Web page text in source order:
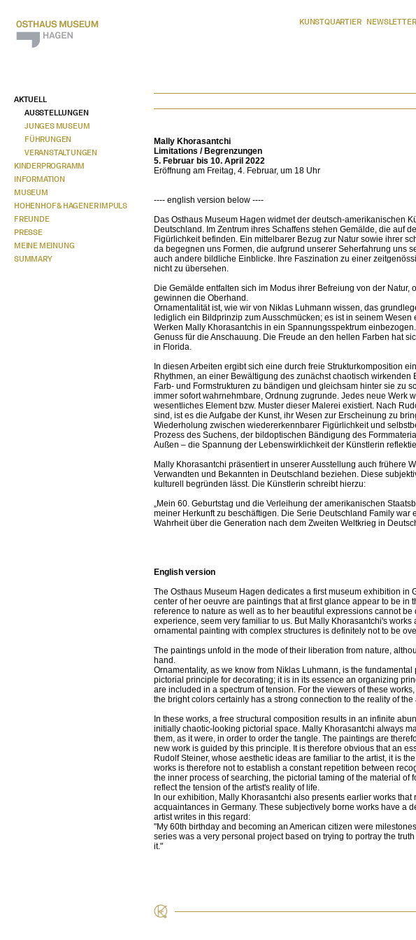
KUNSTQUARTIER NEWSLETTER
AKTUELL
AUSSTELLUNGEN
JUNGES MUSEUM
FÜHRUNGEN
VERANSTALTUNGEN
KINDERPROGRAMM
INFORMATION
MUSEUM
HOHENHOF & HAGENER IMPULS
FREUNDE
PRESSE
MEINE MEINUNG
SUMMARY
Mally Khorasantchi
Limitations / Begrenzungen
5. Februar bis 10. April 2022
Eröffnung am Freitag, 4. Februar, um 18 Uhr
---- english version below ----
Das Osthaus Museum Hagen widmet der deutsch-amerikanischen
Deutschland. Im Zentrum ihres Schaffens stehen Gemälde, die auf
Figürlichkeit befinden. Ein mittelbarer Bezug zur Natur sowie ihrer
da begegnen uns Formen, die aufgrund unserer Seherfahrung uns
auch andere bildliche Einblicke. Ihre Faszination zu einer
nicht zu übersehen.
Die Gemälde entfalten sich im Modus ihrer Befreiung von der
gewinnen die Oberhand.
Ornamentalität ist, wie wir von Niklas Luhmann wissen, das
lediglich ein Bildprinzip zum Ausschmücken; es ist in seinem
Werken Mally Khorasantchis in ein Spannungsspektrum
Genuss für die Anschauung. Die Freude an den hellen Farben hat
in Florida.
In diesen Arbeiten ergibt sich eine durch freie Strukturkomposition
Rhythmen, an einer Bewältigung des zunächst chaotisch
Farb- und Formstrukturen zu bändigen und gleichsam hinter sie zu
immer sofort wahrnehmbare, Ordnung zugrunde. Jedes neue Werk
wesentliches Element bzw. Muster dieser Malerei existiert. Nach
sind, ist es die Aufgabe der Kunst, ihr Wesen zur Erscheinung zu
Wiederholung zwischen wiedererkennbarer Figürlichkeit und
Prozess des Suchens, der bildoptischen Bändigung des
Außen – die Spannung der Lebenswirklichkeit der Künstlerin
Mally Khorasantchi präsentiert in unserer Ausstellung auch frühere
Verwandten und Bekannten in Deutschland beziehen. Diese
kulturell begründen lässt. Die Künstlerin schreibt hierzu:
„Mein 60. Geburtstag und die Verleihung der amerikanischen
meiner Herkunft zu beschäftigen. Die Serie Deutschland Family
Wahrheit über die Generation nach dem Zweiten Weltkrieg in
English version
The Osthaus Museum Hagen dedicates a first museum exhibition in
center of her oeuvre are paintings that at first glance appear to be
reference to nature as well as to her beautiful expressions cannot
experience, seem very familiar to us. But Mally Khorasantchi's
ornamental painting with complex structures is definitely not to be
The paintings unfold in the mode of their liberation from nature,
hand.
Ornamentality, as we know from Niklas Luhmann, is the
pictorial principle for decorating; it is in its essence an organizing
are included in a spectrum of tension. For the viewers of these
the bright colors certainly has a strong connection to the reality of
In these works, a free structural composition results in an infinite
initially chaotic-looking pictorial space. Mally Khorasantchi always
them, as it were, in order to order the tangle. The paintings are
new work is guided by this principle. It is therefore obvious that an
Rudolf Steiner, whose aesthetic ideas are familiar to the artist, it is
works is therefore not to establish a constant repetition between
the inner process of searching, the pictorial taming of the material
reflect the tension of the artist's reality of life.
In our exhibition, Mally Khorasantchi also presents earlier works
acquaintances in Germany. These subjectively borne works have a
artist writes in this regard:
"My 60th birthday and becoming an American citizen were
series was a very personal project based on trying to portray the
it."